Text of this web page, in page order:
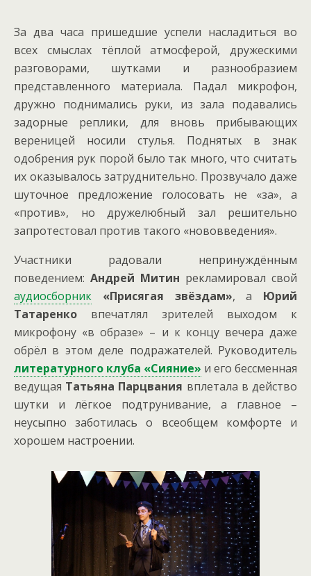
За два часа пришедшие успели насладиться во
всех смыслах тёплой атмосферой, дружескими
разговорами, шутками и разнообразием
представленного материала. Падал микрофон,
дружно поднимались руки, из зала подавались
задорные реплики, для вновь прибывающих
вереницей носили стулья. Поднятых в знак
одобрения рук порой было так много, что считать
их оказывалось затруднительно. Прозвучало даже
шуточное предложение голосовать не «за», а
«против», но дружелюбный зал решительно
запротестовал против такого «нововведения».
Участники радовали непринуждённым
поведением: Андрей Митин рекламировал свой
аудиосборник
«Присягая звёздам», а Юрий
Татаренко впечатлял зрителей выходом к
микрофону «в образе» – и к концу вечера даже
обрёл в этом деле подражателей. Руководитель
литературного клуба «Сияние» и его бессменная
ведущая Татьяна Парцвания вплетала в действо
шутки и лёгкое подтрунивание, а главное –
неусыпно заботилась о всеобщем комфорте и
хорошем настроении.